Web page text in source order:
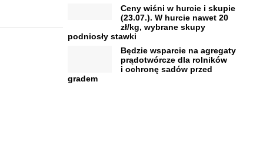
Ceny wiśni w hurcie i skupie
(23.07.). W hurcie nawet 20
zł/kg, wybrane skupy
podniosły stawki
Będzie wsparcie na agregaty
prądotwórcze dla rolników
i ochronę sadów przed
gradem